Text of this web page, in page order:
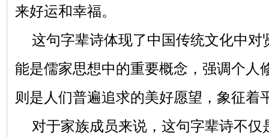
来好运和幸福。
这句字辈诗体现了中国传统文化中对
能是儒家思想中的重要概念，强调个人
则是人们普遍追求的美好愿望，象征着
对于家族成员来说，这句字辈诗不仅